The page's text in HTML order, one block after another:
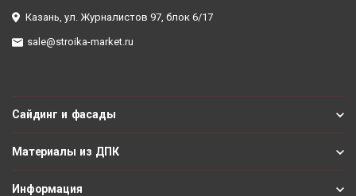
Казань, ул. Журналистов 97, блок 6/17
sale@stroika-market.ru
Сайдинг и фасады
Материалы из ДПК
Информация